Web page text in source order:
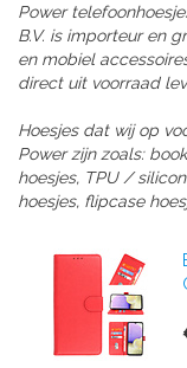
Power
B.V. is importeur en
en mobiel
direct uit voorraad
Hoesjes dat wij op
Power zijn zoals:
hoesjes, TPU /
hoesjes, flipcase